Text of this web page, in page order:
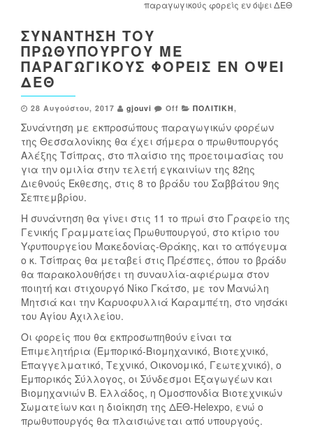
παραγωγικούς φορείς εν όψει ΔΕΘ
ΣΥΝΆΝΤΗΣΗ ΤΟΥ
ΠΡΩΘΥΠΟΥΡΓΟΎ ΜΕ
ΠΑΡΑΓΩΓΙΚΟΎΣ ΦΟΡΕΊΣ ΕΝ ΌΨΕΙ
ΔΕΘ
28 Αυγούστου, 2017 gjouvi Off ΠΟΛΙΤΙΚΗ,
Συνάντηση με εκπροσώπους παραγωγικών φορέων
της Θεσσαλονίκης θα έχει σήμερα ο πρωθυπουργός
Αλέξης Τσίπρας, στο πλαίσιο της προετοιμασίας του
για την ομιλία στην τελετή εγκαινίων της 82ης
Διεθνούς Εκθεσης, στις 8 το βράδυ του Σαββάτου 9ης
Σεπτεμβρίου.
Η συνάντηση θα γίνει στις 11 το πρωί στο Γραφείο της
Γενικής Γραμματείας Πρωθυπουργού, στο κτίριο του
Υφυπουργείου Μακεδονίας-Θράκης, και το απόγευμα
ο κ. Τσίπρας θα μεταβεί στις Πρέσπες, όπου το βράδυ
θα παρακολουθήσει τη συναυλία-αφιέρωμα στον
ποιητή και στιχουργό Νίκο Γκάτσο, με τον Μανώλη
Μητσιά και την Καρυοφυλλιά Καραμπέτη, στο νησάκι
του Αγίου Αχιλλείου.
Οι φορείς που θα εκπροσωπηθούν είναι τα
Επιμελητήρια (Εμπορικό-Βιομηχανικό, Βιοτεχνικό,
Επαγγελματικό, Τεχνικό, Οικονομικό, Γεωτεχνικό), ο
Εμπορικός Σύλλογος, οι Σύνδεσμοι Εξαγωγέων και
Βιομηχανιών Β. Ελλάδος, η Ομοσπονδία Βιοτεχνικών
Σωματείων και η διοίκηση της ΔΕΘ-Helexpo, ενώ ο
πρωθυπουργός θα πλαισιώνεται από υπουργούς.